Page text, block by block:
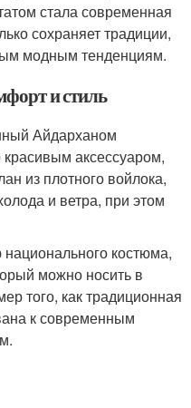
стала современная
сохраняет традиции,
модным тенденциям.
и стиль
Айдарханом
аксессуаром,
из плотного войлока,
и ветра, при этом
национального костюма,
можно носить в
того, как традиционная
к современным